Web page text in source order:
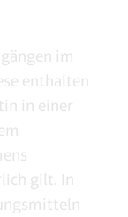
im
enthalten
in einer
gilt. In